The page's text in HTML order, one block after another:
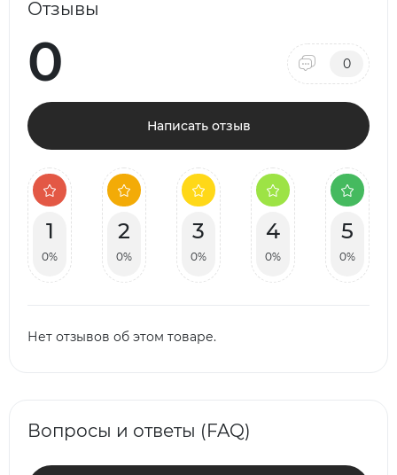
Отзывы
0 0
Написать отзыв
1
0%
2
0%
3
0%
4
0%
5
0%
Нет отзывов об этом товаре.
Вопросы и ответы (FAQ)